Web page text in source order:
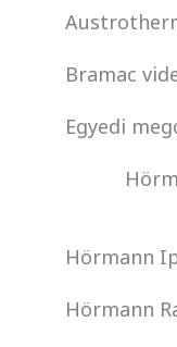
Bramac
Egyedi
Hörmann
Hörmann